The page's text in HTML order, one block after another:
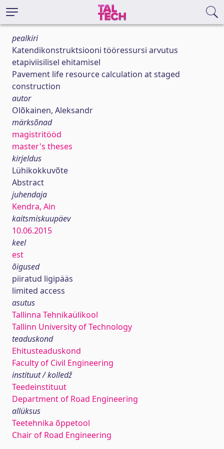
pealkiri
Katendikonstruktsiooni tööressursi arvutus
etapiviisilisel ehitamisel
Pavement life resource calculation at staged
construction
autor
Olõkainen, Aleksandr
märksõnad
magistritööd
master's theses
kirjeldus
Lühikokkuvõte
Abstract
juhendaja
Kendra, Ain
kaitsmiskuupäev
10.06.2015
keel
est
õigused
piiratud ligipääs
limited access
asutus
Tallinna Tehnikaülikool
Tallinn University of Technology
teaduskond
Ehitusteaduskond
Faculty of Civil Engineering
instituut / kolledž
Teedeinstituut
Department of Road Engineering
allüksus
Teetehnika õppetool
Chair of Road Engineering